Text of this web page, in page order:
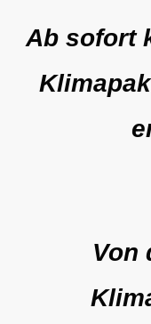
Ab sofort
Von